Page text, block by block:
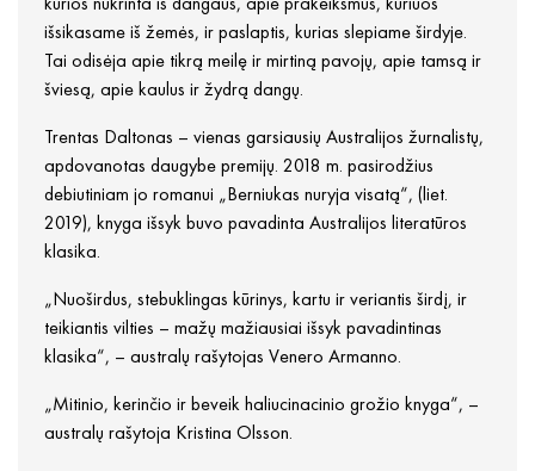
išsikasame iš žemės, ir paslaptis, kurias slepiame širdyje.
Tai odisėja apie tikrą meilę ir mirtiną pavojų, apie tamsą ir
šviesą, apie kaulus ir žydrą dangų.
Trentas Daltonas – vienas garsiausių Australijos žurnalistų,
apdovanotas daugybe premijų. 2018 m. pasirodžius
debiutiniam jo romanui „Berniukas nuryja visatą“, (liet.
2019), knyga išsyk buvo pavadinta Australijos literatūros
klasika.
„Nuoširdus, stebuklingas kūrinys, kartu ir veriantis širdį, ir
teikiantis vilties – mažų mažiausiai išsyk pavadintinas
klasika“, – australų rašytojas Venero Armanno.
„Mitinio, kerinčio ir beveik haliucinacinio grožio knyga“, –
australų rašytoja Kristina Olsson.